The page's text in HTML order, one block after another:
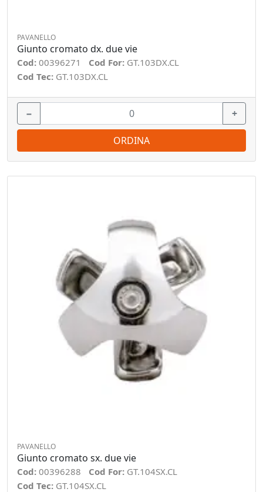
PAVANELLO
Giunto cromato dx. due vie
Cod: 00396271 Cod For: GT.103DX.CL
Cod Tec: GT.103DX.CL
− +
ORDINA
PAVANELLO
Giunto cromato sx. due vie
Cod: 00396288 Cod For: GT.104SX.CL
Cod Tec: GT.104SX.CL